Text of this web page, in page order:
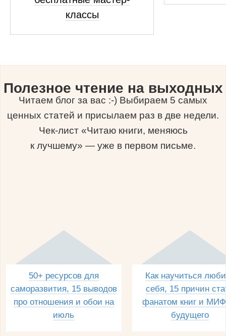
классы
Полезное чтение на выходных
Читаем блог за вас :-) Выбираем 5 самых
ценных статей и присылаем раз в две недели.
Чек-лист «Читаю книги, меняюсь
к лучшему» — уже в первом письме.
50+ ресурсов для
саморазвития, 15 выводов
про отношения и обои на
июль
Как научиться
себя, 15 причин
фанатом книг и
будущего